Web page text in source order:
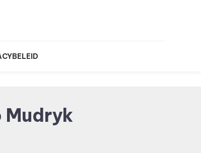
Mudryk